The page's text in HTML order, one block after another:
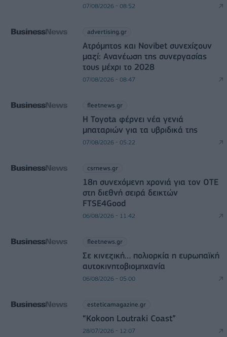
07/08/2026 - 08:52
advertising.gr
Ατρόμητος και Novibet συνεχίζουν
μαζί: Ανανέωση της συνεργασίας
τους μέχρι το 2028
07/08/2026 - 08:47
fleetnews.gr
Η Toyota φέρνει νέα γενιά
μπαταριών για τα υβριδικά της
07/08/2026 - 05:22
csrnews.gr
18η συνεχόμενη χρονιά για τον ΟΤΕ
στη διεθνή σειρά δεικτών
FTSE4Good
06/08/2026 - 11:42
fleetnews.gr
Σε κινεζική… πολιορκία η ευρωπαϊκή
αυτοκινητοβιομηχανία
06/08/2026 - 05:00
esteticamagazine.gr
“Kokoon Loutraki Coast”
28/07/2026 - 12:07